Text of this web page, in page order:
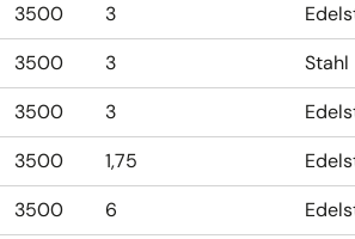
3500 3
3500 3 Stahl
3500 3
3500 1,75
3500 6